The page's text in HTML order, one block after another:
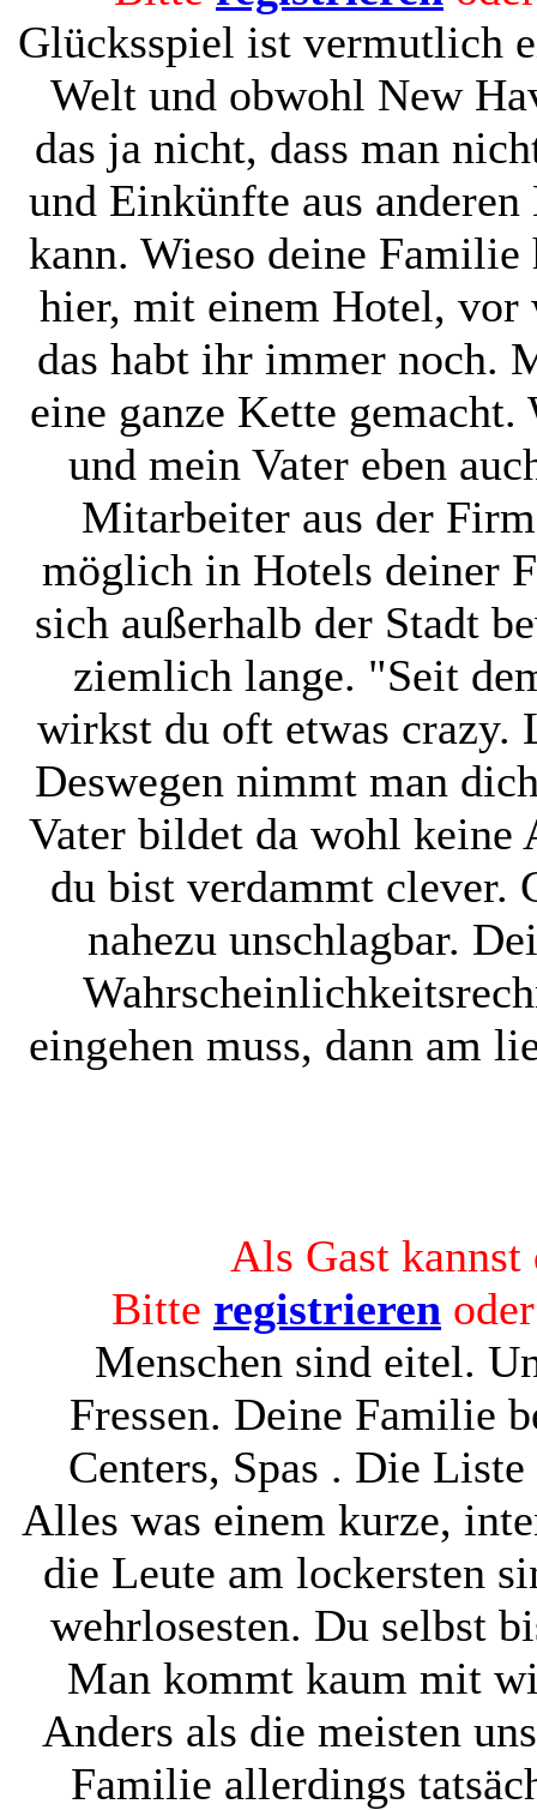
Glücksspiel ist vermutlich
Welt und obwohl New
das ja nicht, dass man
und Einkünfte aus
kann. Wieso deine
hier, mit einem Hotel, vor
das habt ihr immer noch.
eine ganze Kette
und mein Vater eben
Mitarbeiter aus der
möglich in Hotels deiner
sich außerhalb der Stadt
ziemlich lange. "Seit
wirkst du oft etwas crazy.
Deswegen nimmt man
Vater bildet da wohl keine
du bist verdammt clever.
nahezu unschlagbar.
eingehen muss, dann am
Als Gast
Bitte registrieren
Menschen sind eitel.
Fressen. Deine Familie
Centers, Spas . Die
Alles was einem kurze,
die Leute am lockersten
wehrlosesten. Du selbst
Man kommt kaum mit
Anders als die meisten
Familie allerdings